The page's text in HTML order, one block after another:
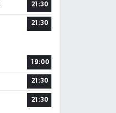
21:30
21:30
19:00
21:30
21:30